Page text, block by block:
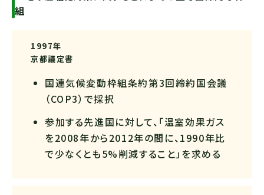
組
1997年
京都議定書
国連気候変動枠組条約第3回締約国会議
（COP3）で採択
参加する先進国に対して、「温室効果ガス
を2008年から2012年の間に、1990年比
で少なくとも5%削減すること」を求める